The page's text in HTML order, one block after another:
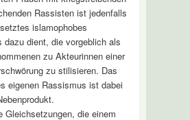
Rassisten ist jedenfalls
islamophobes
dazu dient, die vorgeblich als
zu Akteurinnen einer
zu stilisieren. Das
eigenen Rassismus ist dabei
Gleichsetzungen, die einem